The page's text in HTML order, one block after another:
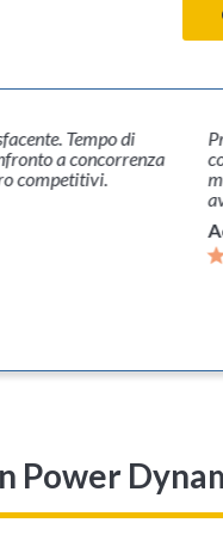
Tempo di
a concorrenza
competitivi.
Power